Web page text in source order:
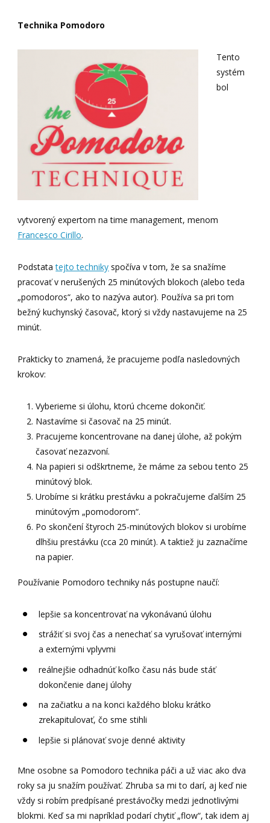
Technika Pomodoro
Tento
systém
bol
vytvorený expertom na time management, menom
Francesco Cirillo.
Podstatatejto techniky spočíva v tom, že sa snažíme
pracovať v nerušených 25 minútových blokoch (alebo teda
„pomodoros“, ako to nazýva autor). Používa sa pri tom
bežný kuchynský časovač, ktorý si vždy nastavujeme na 25
minút.
Prakticky to znamená, že pracujeme podľa nasledovných
krokov:
Vyberieme si úlohu, ktorú chceme dokončiť.
Nastavíme si časovač na 25 minút.
Pracujeme koncentrovane na danej úlohe, až pokým
časovať nezazvoní.
Na papieri si odškrtneme, že máme za sebou tento 25
minútový blok.
Urobíme si krátku prestávku a pokračujeme ďalším 25
minútovým „pomodorom“.
Po skončení štyroch 25-minútových blokov si urobíme
dlhšiu prestávku (cca 20 minút). A taktiež ju zaznačíme
na papier.
Používanie Pomodoro techniky nás postupne naučí:
lepšie sa koncentrovať na vykonávanú úlohu
strážiť si svoj čas a nenechať sa vyrušovať internými
a externými vplyvmi
reálnejšie odhadnúť koľko času nás bude stáť
dokončenie danej úlohy
na začiatku a na konci každého bloku krátko
zrekapitulovať, čo sme stihli
lepšie si plánovať svoje denné aktivity
Mne osobne sa Pomodoro technika páči a už viac ako dva
roky sa ju snažím používať. Zhruba sa mi to darí, aj keď nie
vždy si robím predpísané prestávočky medzi jednotlivými
blokmi. Keď sa mi napríklad podarí chytiť „flow“, tak idem aj